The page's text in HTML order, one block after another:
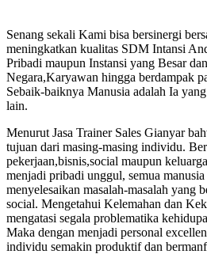
Senang sekali Kami bisa bersinergi
meningkatkan kualitas SDM Intansi
Pribadi maupun Instansi yang Besar
Negara,Karyawan hingga berdampak
Sebaik-baiknya Manusia adalah Ia
lain.
Menurut Jasa Trainer Sales Gianyar
tujuan dari masing-masing individu.
pekerjaan,bisnis,social maupun
menjadi pribadi unggul, semua manusia
menyelesaikan masalah-masalah yang
social. Mengetahui Kelemahan dan
mengatasi segala problematika
Maka dengan menjadi personal
individu semakin produktif dan